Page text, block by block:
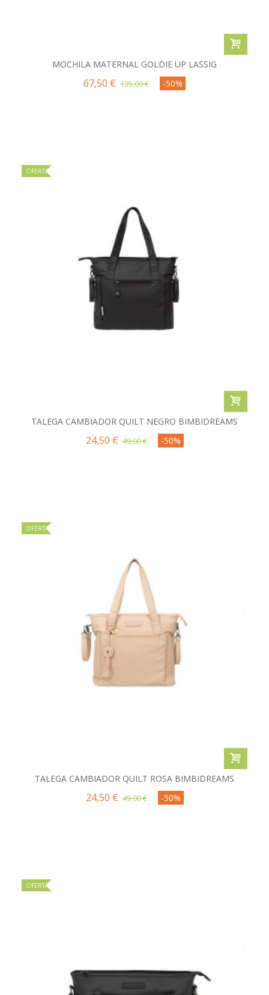
MOCHILA MATERNAL GOLDIE UP LASSIG
67,50 € 135,00 € -50%
OFERTA
TALEGA CAMBIADOR QUILT NEGRO BIMBIDREAMS
24,50 € 49,00 € -50%
OFERTA
TALEGA CAMBIADOR QUILT ROSA BIMBIDREAMS
24,50 € 49,00 € -50%
OFERTA